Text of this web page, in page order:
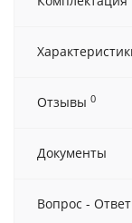
Отзывы 0
Документы
Вопрос - Ответ